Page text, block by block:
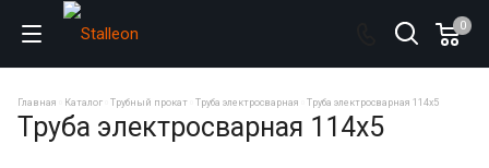
0
Главная Каталог Трубный прокат Труба электросварная Труба электросварная 114х5
Труба электросварная 114х5